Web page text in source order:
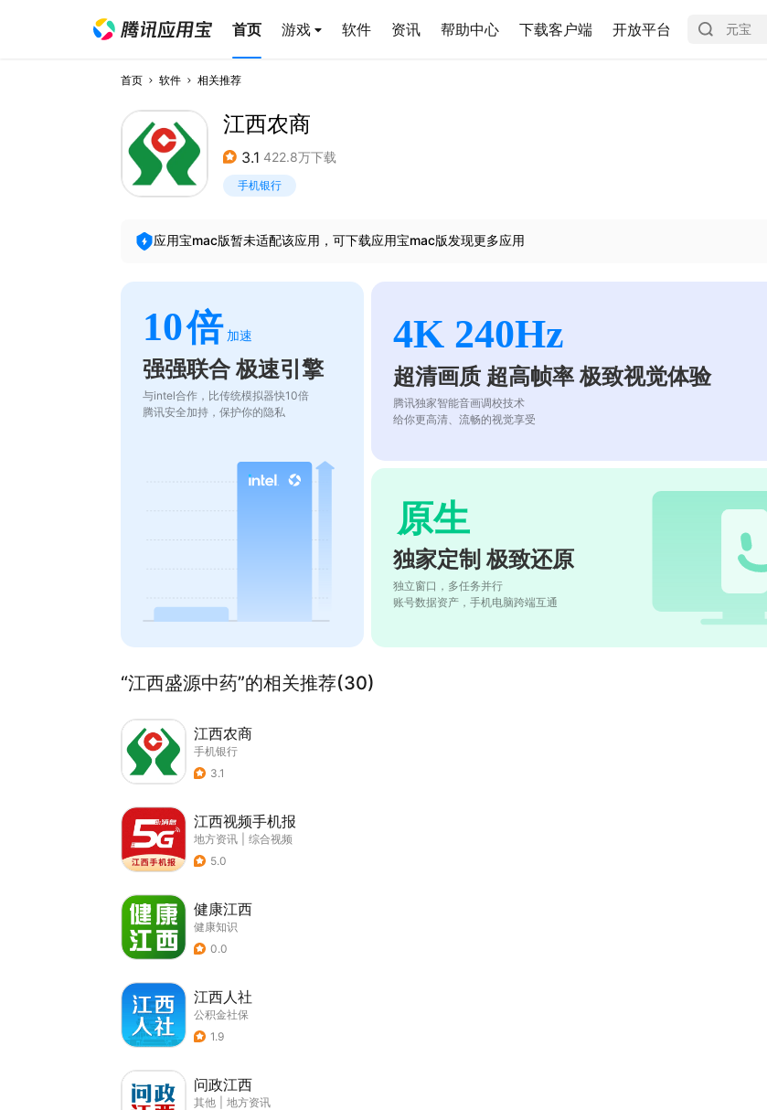
首页 游戏 软件 资讯 帮助中心 下载客户端 开放平台
首页 软件 相关推荐
江西农商
3.1 422.8万下载
手机银行
应用宝mac版暂未适配该应用，可下载应用宝mac版发现更多应用
10倍 加速
强强联合 极速引擎
与intel合作，比传统模拟器快10倍
腾讯安全加持，保护你的隐私
4K 240Hz
超清画质 超高帧率 极致视觉体验
腾讯独家智能音画调校技术
给你更高清、流畅的视觉享受
原生
独家定制 极致还原
独立窗口，多任务并行
账号数据资产，手机电脑跨端互通
“江西盛源中药”的相关推荐(30)
江西农商
手机银行
3.1
江西视频手机报
地方资讯
综合视频
5.0
健康江西
健康知识
0.0
江西人社
公积金社保
1.9
问政江西
其他
地方资讯